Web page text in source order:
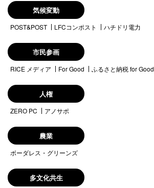
気候変動
POST&POST LFCコンポスト ハチドリ電力
市民参画
RICE メディア For Good ふるさと納税 for Good
人権
ZERO PC アノサポ
農業
ボーダレス・グリーンズ
多文化共生